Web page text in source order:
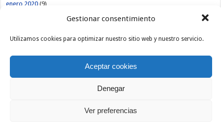
Gestionar consentimiento
Utilizamos cookies para optimizar nuestro sitio web y nuestro servicio.
Aceptar cookies
Denegar
Ver preferencias
enero 2020 (9)
agosto 2019(9)